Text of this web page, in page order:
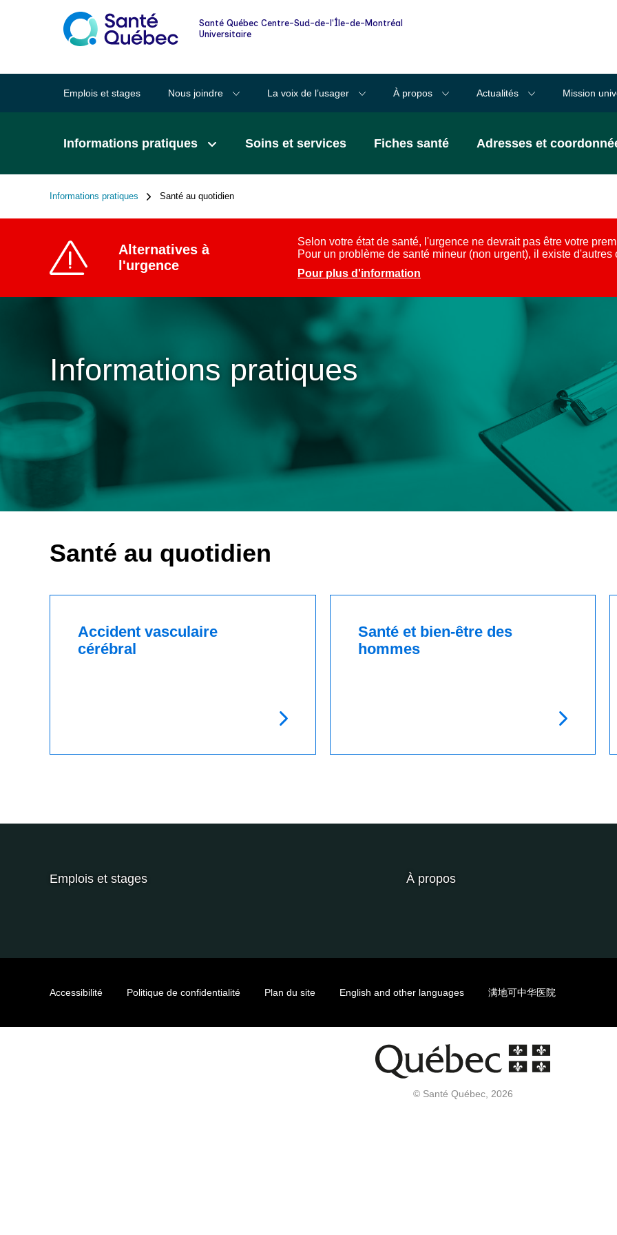
Santé Québec Centre-Sud-de-l'Île-de-Montréal
Universitaire
Emplois et stages Nous joindre La voix de l’usager À propos Actualités Mission
Informations pratiques
Informations pour les familles et les
proches
Signalement à la DPJ
Soins et services Fiches santé Adresses et
Informations pratiques Santé au quotidien
Alternatives à
l'urgence
Selon votre état de santé, l'urgence ne devrait pas être votre
Pour un problème de santé mineur (non urgent), il existe d'autres
Pour plus d'information
Informations pratiques
Santé au quotidien
Accident vasculaire
cérébral
Santé et bien-être des
hommes
Emplois et stages À propos
Accessibilité Politique de confidentialité Plan du site English and other languages 满地可中华医院
© Santé Québec, 2026